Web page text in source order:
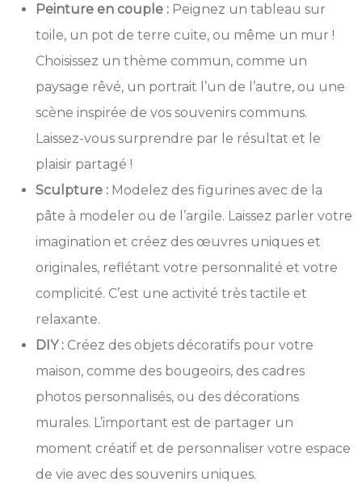
Peinture en couple : Peignez un tableau sur
toile, un pot de terre cuite, ou même un mur !
Choisissez un thème commun, comme un
paysage rêvé, un portrait l’un de l’autre, ou une
scène inspirée de vos souvenirs communs.
Laissez-vous surprendre par le résultat et le
plaisir partagé !
Sculpture : Modelez des figurines avec de la
pâte à modeler ou de l’argile. Laissez parler votre
imagination et créez des œuvres uniques et
originales, reflétant votre personnalité et votre
complicité. C’est une activité très tactile et
relaxante.
DIY : Créez des objets décoratifs pour votre
maison, comme des bougeoirs, des cadres
photos personnalisés, ou des décorations
murales. L’important est de partager un
moment créatif et de personnaliser votre espace
de vie avec des souvenirs uniques.